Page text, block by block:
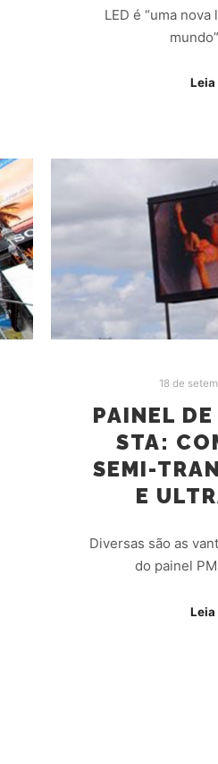
LED é “uma
Leia
18 de
PAINEL
STA:
SEMI-
E
Diversas são as
do painel
Leia